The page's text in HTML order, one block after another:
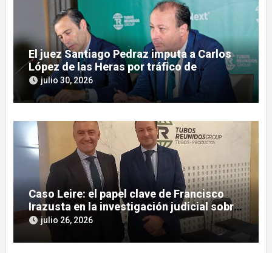
El juez Santiago Pedraz imputa a Carlos
López de las Heras por tráfico de
influencias en el caso Leire
julio 30, 2026
Caso Leire: el papel clave de Francisco
Irazusta en la investigación judicial sobre
Tubos Reunidos
julio 26, 2026